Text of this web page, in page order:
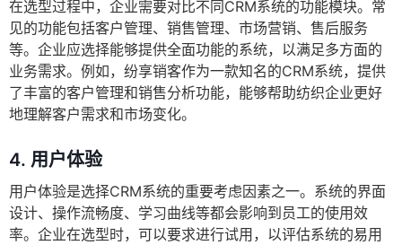
在选型过程中，企业需要对比不同CRM系统的功能模块。常
见的功能包括客户管理、销售管理、市场营销、售后服务
等。企业应选择能够提供全面功能的系统，以满足多方面的
业务需求。例如，纷享销客作为一款知名的CRM系统，提供
了丰富的客户管理和销售分析功能，能够帮助纺织企业更好
地理解客户需求和市场变化。
4. 用户体验
用户体验是选择CRM系统的重要考虑因素之一。系统的界面
设计、操作流畅度、学习曲线等都会影响到员工的使用效
率。企业在选型时，可以要求进行试用，以评估系统的易用